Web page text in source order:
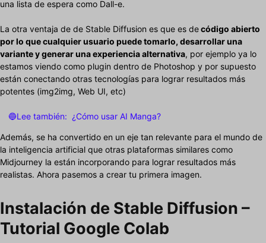
una lista de espera como Dall-e.
La otra ventaja de de Stable Diffusion es que es decódigo abierto
por lo que cualquier usuario puede tomarlo, desarrollar una
variante y generar una experiencia alternativa, por ejemplo ya lo
estamos viendo como plugin dentro de Photoshop y por supuesto
están conectando otras tecnologías para lograr resultados más
potentes (img2img, Web UI, etc)
🔵Lee también: ¿Cómo usar AI Manga?
Además, se ha convertido en un eje tan relevante para el mundo de
la inteligencia artificial que otras plataformas similares como
Midjourney la están incorporando para lograr resultados más
realistas. Ahora pasemos a crear tu primera imagen.
Instalación de Stable Diffusion –
Tutorial Google Colab